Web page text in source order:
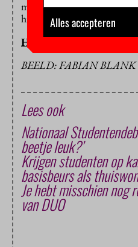
middelen past niet bij een
hij.
HOP/BB
BEELD: FABIAN
Lees ook
Nationaal
beetje leuk?’
Krijgen studenten op
basisbeurs als
Je hebt misschien nog
van DUO
Alles accepteren